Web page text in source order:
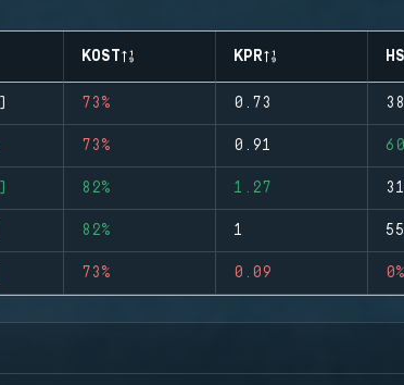
KOST KPR HS
73% 0.73
73% 0.91
82% 1.27
82% 1
73% 0.09 0%